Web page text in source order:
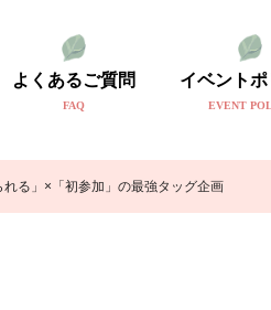
よくあるご質問
FAQ
イベント
EVENT
る」×「初参加」の最強タッグ企画